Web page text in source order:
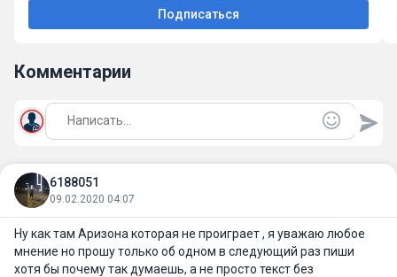
Подписаться
Комментарии
6188051
09.02.2020 04:07
Ну как там Аризона которая не проиграет , я уважаю любое
мнение но прошу только об одном в следующий раз пиши
хотя бы почему так думаешь, а не просто текст без